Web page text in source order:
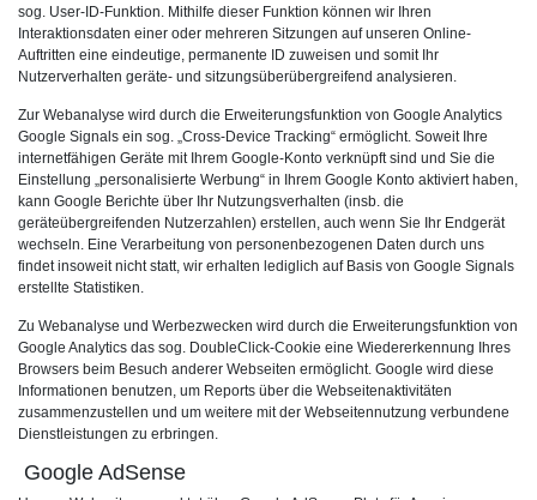
sog. User-ID-Funktion. Mithilfe dieser Funktion können wir Ihren
Interaktionsdaten einer oder mehreren Sitzungen auf unseren Online-
Auftritten eine eindeutige, permanente ID zuweisen und somit Ihr
Nutzerverhalten geräte- und sitzungsüberübergreifend analysieren.
Zur Webanalyse wird durch die Erweiterungsfunktion von Google Analytics
Google Signals ein sog. „Cross-Device Tracking“ ermöglicht. Soweit Ihre
internetfähigen Geräte mit Ihrem Google-Konto verknüpft sind und Sie die
Einstellung „personalisierte Werbung“ in Ihrem Google Konto aktiviert haben,
kann Google Berichte über Ihr Nutzungsverhalten (insb. die
geräteübergreifenden Nutzerzahlen) erstellen, auch wenn Sie Ihr Endgerät
wechseln. Eine Verarbeitung von personenbezogenen Daten durch uns
findet insoweit nicht statt, wir erhalten lediglich auf Basis von Google Signals
erstellte Statistiken.
Zu Webanalyse und Werbezwecken wird durch die Erweiterungsfunktion von
Google Analytics das sog. DoubleClick-Cookie eine Wiedererkennung Ihres
Browsers beim Besuch anderer Webseiten ermöglicht. Google wird diese
Informationen benutzen, um Reports über die Webseitenaktivitäten
zusammenzustellen und um weitere mit der Webseitennutzung verbundene
Dienstleistungen zu erbringen.
Google AdSense